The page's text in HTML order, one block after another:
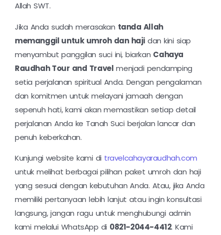
Allah SWT.
Jika Anda sudah merasakan tanda Allah
memanggil untuk umroh dan haji dan kini siap
menyambut panggilan suci ini, biarkan Cahaya
Raudhah Tour and Travel menjadi pendamping
setia perjalanan spiritual Anda. Dengan pengalaman
dan komitmen untuk melayani jamaah dengan
sepenuh hati, kami akan memastikan setiap detail
perjalanan Anda ke Tanah Suci berjalan lancar dan
penuh keberkahan.
Kunjungi website kami di travelcahayaraudhah.com
untuk melihat berbagai pilihan paket umroh dan haji
yang sesuai dengan kebutuhan Anda. Atau, jika Anda
memiliki pertanyaan lebih lanjut atau ingin konsultasi
langsung, jangan ragu untuk menghubungi admin
kami melalui WhatsApp di 0821-2044-4412. Kami